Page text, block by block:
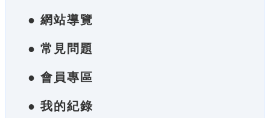
● 網站導覽
● 常見問題
● 會員專區
● 我的紀錄